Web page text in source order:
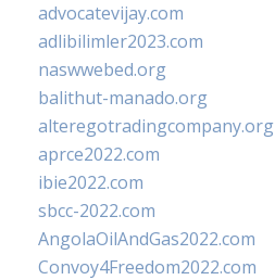
advocatevijay.com
adlibilimler2023.com
naswwebed.org
balithut-manado.org
alteregotradingcompany.org
aprce2022.com
ibie2022.com
sbcc-2022.com
AngolaOilAndGas2022.com
Convoy4Freedom2022.com